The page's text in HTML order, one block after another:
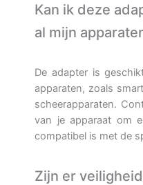
Kan ik deze
al mijn
De adapter is
apparaten, zoals
scheerapparaten.
van je apparaat om
compatibel is met de
Zijn er